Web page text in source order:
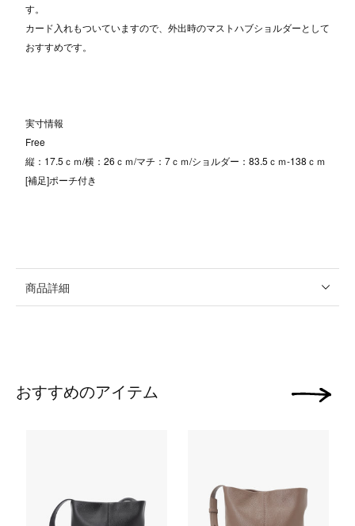
す。
カード入れもついていますので、外出時のマストハブショルダーとして
おすすめです。
実寸情報
Free
縦：17.5ｃｍ/横：26ｃｍ/マチ：7ｃｍ/ショルダー：83.5ｃｍ-138ｃｍ
[補足]ポーチ付き
商品詳細
おすすめのアイテム 次の画像